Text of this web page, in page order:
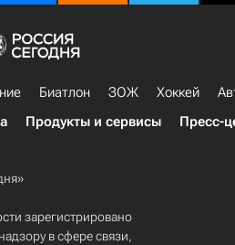
Биатлон ЗОЖ Хоккей
Продукты и сервисы Пресс-
зарегистрировано
в сфере связи,